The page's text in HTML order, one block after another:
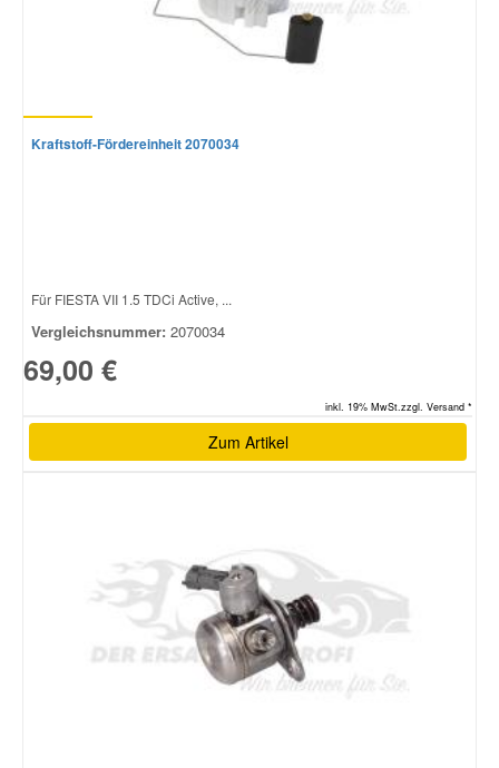
Kraftstoff-Fördereinheit 2070034
Für FIESTA VII 1.5 TDCi Active, ...
Vergleichsnummer: 2070034
69,00 €
inkl. 19% MwSt.zzgl. Versand *
Zum Artikel